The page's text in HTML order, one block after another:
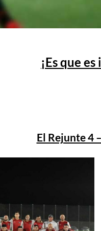
¡Es que
El Rejunte 4